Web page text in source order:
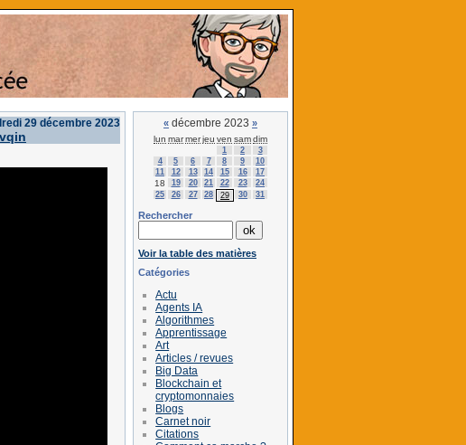
29 décembre 2023 « décembre 2023 »
lun marmerjeu ven samdim
1 2
3
4
5 6 7 8 9
10
11
12 13 14 15 16 17
18 19 20 21 22 23
24
25
26 27 28 29 30 31
Rechercher
Voir la table des matières
Catégories
Actu
Agents IA
Algorithmes
Apprentissage
Art
Articles / revues
Big Data
Blockchain et
cryptomonnaies
Blogs
Carnet noir
Citations